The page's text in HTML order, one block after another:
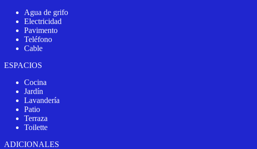
Agua de grifo
Electricidad
Pavimento
Teléfono
Cable
ESPACIOS
Cocina
Jardín
Lavandería
Patio
Terraza
Toilette
ADICIONALES